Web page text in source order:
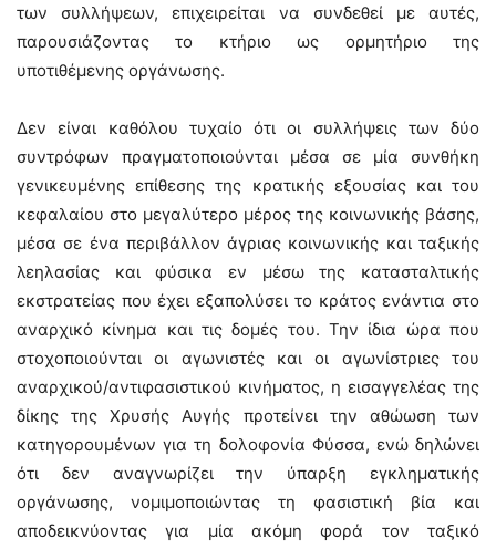
των συλλήψεων, επιχειρείται να συνδεθεί με αυτές,
παρουσιάζοντας το κτήριο ως ορμητήριο της
υποτιθέμενης οργάνωσης.
Δεν είναι καθόλου τυχαίο ότι οι συλλήψεις των δύο
συντρόφων πραγματοποιούνται μέσα σε μία συνθήκη
γενικευμένης επίθεσης της κρατικής εξουσίας και του
κεφαλαίου στο μεγαλύτερο μέρος της κοινωνικής βάσης,
μέσα σε ένα περιβάλλον άγριας κοινωνικής και ταξικής
λεηλασίας και φύσικα εν μέσω της κατασταλτικής
εκστρατείας που έχει εξαπολύσει το κράτος ενάντια στο
αναρχικό κίνημα και τις δομές του. Την ίδια ώρα που
στοχοποιούνται οι αγωνιστές και οι αγωνίστριες του
αναρχικού/αντιφασιστικού κινήματος, η εισαγγελέας της
δίκης της Χρυσής Αυγής προτείνει την αθώωση των
κατηγορουμένων για τη δολοφονία Φύσσα, ενώ δηλώνει
ότι δεν αναγνωρίζει την ύπαρξη εγκληματικής
οργάνωσης, νομιμοποιώντας τη φασιστική βία και
αποδεικνύοντας για μία ακόμη φορά τον ταξικό